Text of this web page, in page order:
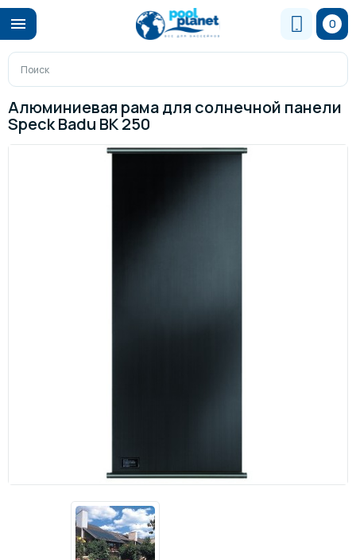
0
Алюминиевая рама для солнечной панели
Speck Badu BK 250